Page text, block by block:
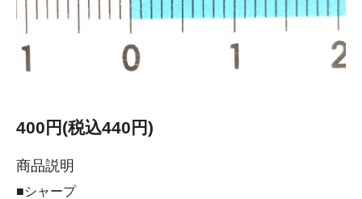
400円(税込440円)
商品説明
■シャープ